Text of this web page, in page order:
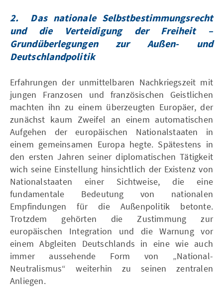
2. Das nationale Selbstbestimmungsrecht
und die Verteidigung der Freiheit –
Grundüberlegungen zur Außen- und
Deutschlandpolitik
Erfahrungen der unmittelbaren Nachkriegszeit mit
jungen Franzosen und französischen Geistlichen
machten ihn zu einem überzeugten Europäer, der
zunächst kaum Zweifel an einem automatischen
Aufgehen der europäischen Nationalstaaten in
einem gemeinsamen Europa hegte. Spätestens in
den ersten Jahren seiner diplomatischen Tätigkeit
wich seine Einstellung hinsichtlich der Existenz von
Nationalstaaten einer Sichtweise, die eine
fundamentale Bedeutung von nationalen
Empfindungen für die Außenpolitik betonte.
Trotzdem gehörten die Zustimmung zur
europäischen Integration und die Warnung vor
einem Abgleiten Deutschlands in eine wie auch
immer aussehende Form von „National-
Neutralismus“ weiterhin zu seinen zentralen
Anliegen.